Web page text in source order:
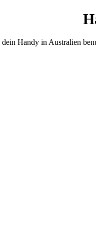
Handy in Australien